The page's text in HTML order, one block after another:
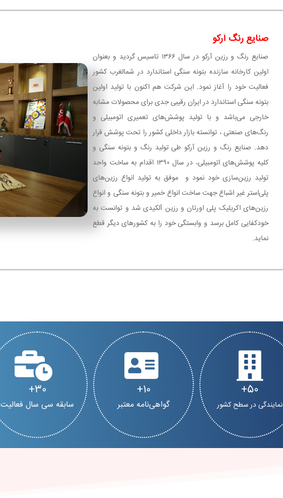
صنایع رنگ آرکو
صنایع رنگ و رزین آرکو در سال ۱۳۶۶ تاسیس گردید و بعنوان
اولین کارخانه سازنده بتونه سنگی استاندارد در شمالغرب کشور
فعالیت خود را آغاز نمود. این شرکت هم اکنون با تولید اولین
بتونه سنگی استاندارد در ایران رقیبی جدی برای محصولات مشابه
خارجی می‌باشد و با تولید پوشش‌های تعمیری اتومبیلی و
رنگ‌های صنعتی ، توانسته بازار داخلی کشور را تحت پوشش قرار
دهد. صنایع رنگ و رزین آرکو طی تولید رنگ و بتونه سنگی و
کلیه پوشش‌های اتومبیلی، در سال ۱۳۹۰ اقدام به ساخت واحد
تولید رزین‌سازی خود نمود و موفق به تولید انواع رزین‌های
پلی‌استر غیر اشباع جهت ساخت انواع خمیر و بتونه سنگی و انواع
رزین‌های اکریلیک پلی اورتان و رزین آلکیدی شد و توانست به
خودکفایی کامل برسد و وابستگی خود را به کشورهای دیگر قطع
نماید.
50
نمایندگی در سطح کشور
10
گواهی‌نامه معتبر
30
سابقه سی سال فعالیت